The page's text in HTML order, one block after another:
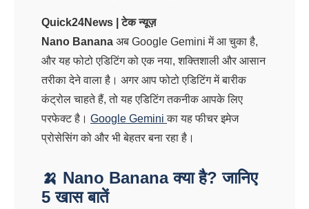
Quick24News | टेक न्यूज़
Nano Banana अब Google Gemini में आ चुका है,
और यह फोटो एडिटिंग को एक नया, शक्तिशाली और आसान
तरीका देने वाला है। अगर आप फोटो एडिटिंग में बारीक
कंट्रोल चाहते हैं, तो यह एडिटिंग तकनीक आपके लिए
परफेक्ट है। Google Geminiका यह फीचर इमेज
प्रोसेसिंग को और भी बेहतर बना रहा है।
🍌 Nano Banana क्या है? जानिए
5 खास बातें